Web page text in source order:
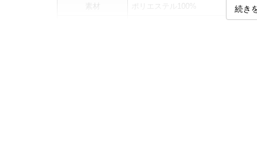
ポリエステル100% 続き